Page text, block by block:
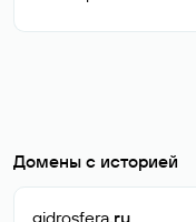
Домены с историей
gidrosfera.ru